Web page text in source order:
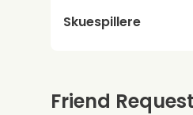
Skuespillere
Friend Request